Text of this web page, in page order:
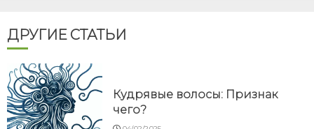
ДРУГИЕ СТАТЬИ
Кудрявые волосы: Признак
чего?